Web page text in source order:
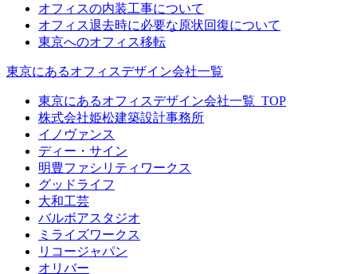
オフィスの内装工事について
オフィス退去時に必要な原状回復について
東京へのオフィス移転
東京にあるオフィスデザイン会社一覧
東京にあるオフィスデザイン会社一覧_TOP
株式会社姫松建築設計事務所
イノヴァンス
ディー・サイン
明豊ファシリティワークス
グッドライフ
大和工芸
バルボアスタジオ
ミライズワークス
リコージャパン
オリバー